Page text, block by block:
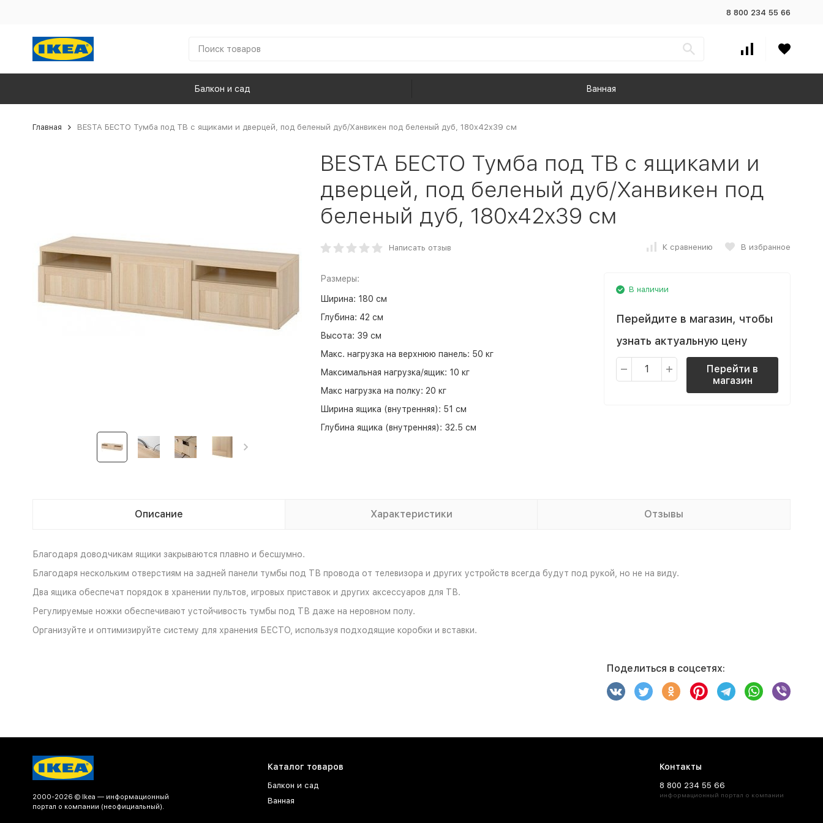
8 800 234 55 66
Балкон и сад Ванная
Главная BESTA БЕСТО Тумба под ТВ с ящиками и дверцей, под беленый дуб/Ханвикен под беленый дуб, 180x42x39 см
BESTA БЕСТО Тумба под ТВ с ящиками и
дверцей, под беленый дуб/Ханвикен под
беленый дуб, 180x42x39 см
Написать отзыв К сравнению В избранное
Размеры:
Ширина: 180 см
Глубина: 42 см
Высота: 39 см
Макс. нагрузка на верхнюю панель: 50 кг
Максимальная нагрузка/ящик: 10 кг
Макс нагрузка на полку: 20 кг
Ширина ящика (внутренняя): 51 см
Глубина ящика (внутренняя): 32.5 см
В наличии
Перейдите в магазин, чтобы
узнать актуальную цену
Перейти в
магазин
Описание Характеристики Отзывы
Благодаря доводчикам ящики закрываются плавно и бесшумно.
Благодаря нескольким отверстиям на задней панели тумбы под ТВ провода от телевизора и других устройств всегда будут под рукой, но не на виду.
Два ящика обеспечат порядок в хранении пультов, игровых приставок и других аксессуаров для ТВ.
Регулируемые ножки обеспечивают устойчивость тумбы под ТВ даже на неровном полу.
Организуйте и оптимизируйте систему для хранения БЕСТО, используя подходящие коробки и вставки.
Поделиться в соцсетях:
2000-2026 © Ikea — информационный
портал о компании (неофициальный).
Каталог товаров
Балкон и сад
Ванная
Контакты
8 800 234 55 66
информационный портал о компании